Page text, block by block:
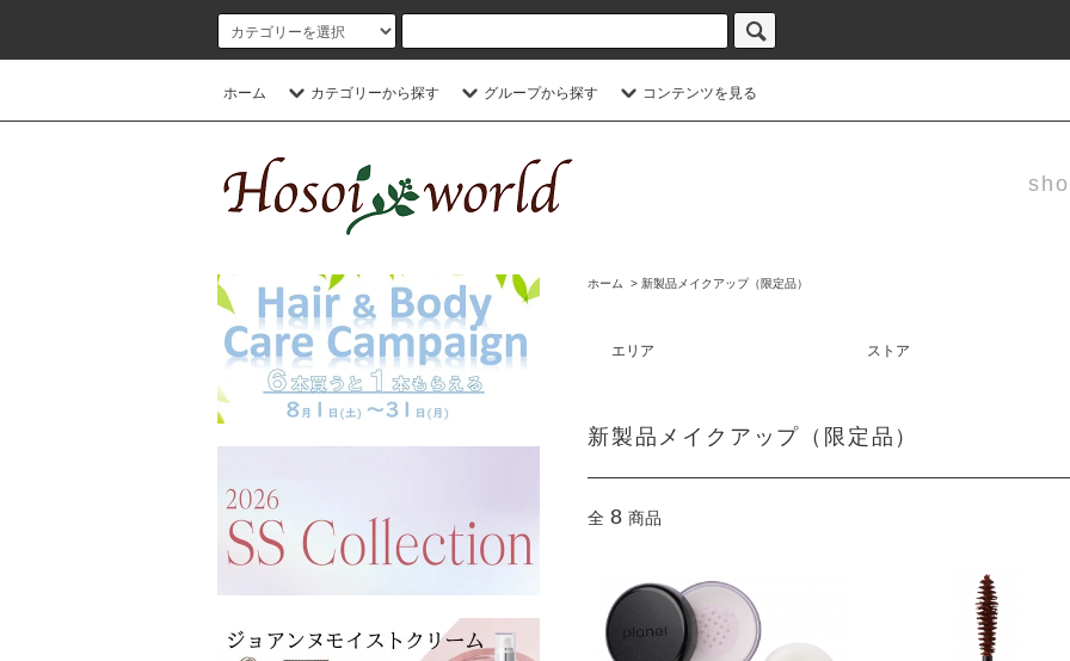
ホーム カテゴリーから探す グループから探す コンテンツを見る
ホーム > 新製品メイクアップ（限定品）
エリア ストア
新製品メイクアップ（限定品）
全 8 商品